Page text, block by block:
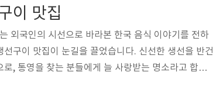
다. 백반기행 ..
이 맛집
외국인의 시선으로 바라본 한국 음식 이야기를 전하
구이 맛집이 눈길을 끌었습니다. 신선한 생선을 반건
, 통영을 찾는 분들에게 늘 사랑받는 명소라고 합니
영 생선구이 맛집의 위치와 정보를 안내해드리겠습